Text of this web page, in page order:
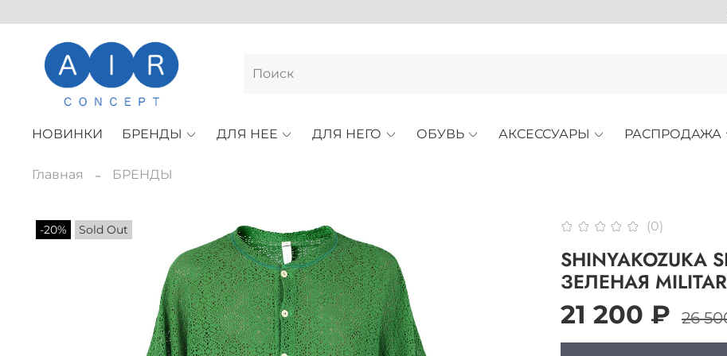
НОВИНКИ БРЕНДЫ ДЛЯ НЕЕ ДЛЯ НЕГО ОБУВЬ АКСЕССУАРЫ РАСПРОДАЖА
Главная БРЕНДЫ
-20% Sold Out (0)
SHINYAKOZUKA
ЗЕЛЕНАЯ
21 200 ₽ 26